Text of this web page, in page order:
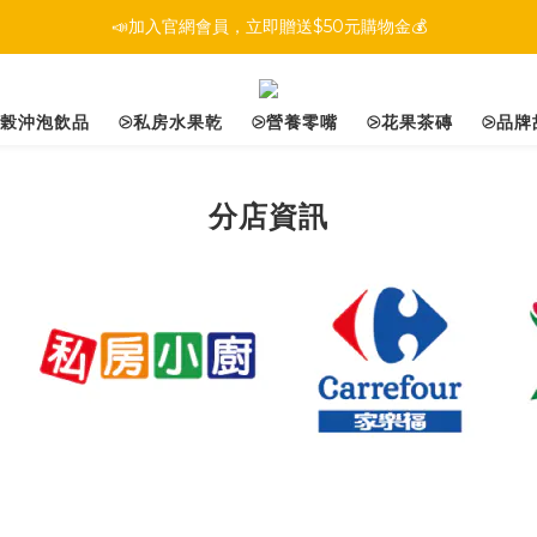
📣加入官網會員，立即贈送$50元購物金💰
沖泡飲品 ⧁私房水果乾 ⧁營養零嘴 ⧁花果茶磚 ⧁品牌
分店資訊